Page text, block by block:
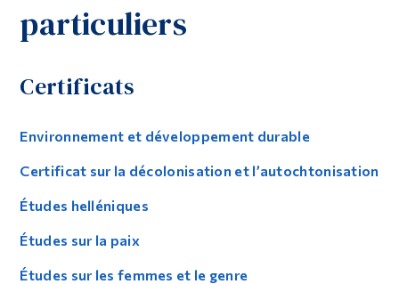
particuliers
Certificats
Environnement et développement durable
Certificat sur la décolonisation et l’autochtonisation
Études helléniques
Études sur la paix
Études sur les femmes et le genre